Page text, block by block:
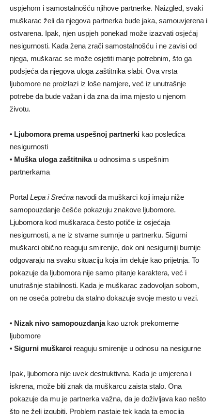
uspjehom i samostalnošću njihove partnerke. Naizgled, svaki
muškarac želi da njegova partnerka bude jaka, samouvjerena i
ostvarena. Ipak, njen uspjeh ponekad može izazvati osjećaj
nesigurnosti. Kada žena zrači samostalnošću i ne zavisi od
njega, muškarac se može osjetiti manje potrebnim, što ga
podsjeća da njegova uloga zaštitnika slabi. Ova vrsta
ljubomore ne proizlazi iz loše namjere, već iz unutrašnje
potrebe da bude važan i da zna da ima mjesto u njenom
životu.
• Ljubomora prema uspešnoj partnerki kao posledica
nesigurnosti
• Muška uloga zaštitnikau odnosima s uspešnim
partnerkama
Portal Lepa i Srećna navodi da muškarci koji imaju niže
samopouzdanje češće pokazuju znakove ljubomore.
Ljubomora kod muškaraca često potiče iz osjećaja
nesigurnosti, a ne iz stvarne sumnje u partnerku. Sigurni
muškarci obično reaguju smirenije, dok oni nesigurniji burnije
odgovaraju na svaku situaciju koja im deluje kao prijetnja. To
pokazuje da ljubomora nije samo pitanje karaktera, već i
unutrašnje stabilnosti. Kada je muškarac zadovoljan sobom,
on ne oseća potrebu da stalno dokazuje svoje mesto u vezi.
• Nizak nivo samopouzdanjakao uzrok prekomerne
ljubomore
• Sigurni muškarci reaguju smirenije u odnosu na nesigurne
Ipak, ljubomora nije uvek destruktivna. Kada je umjerena i
iskrena, može biti znak da muškarcu zaista stalo. Ona
pokazuje da mu je partnerka važna, da je doživljava kao nešto
što ne želi izgubiti. Problem nastaje tek kada ta emocija